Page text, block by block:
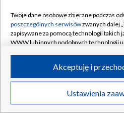
Rada Programowa
System NOS
Informacje o nadawcy
Program dla prasy
Ogłoszenie przetargowe
©2026 Telewizja
Twoje dane osobowe zbierane podczas
poszczególnych serwisówzwanych dalej
zapisywane za pomocą technologii takich
WWW lub innych podobnych technologii
ruchu w Internecie.
Twoje dane osobowe zbierane podczas
poszczególnych serwisówna Portalu,
Ustawienia
Akceptuję i